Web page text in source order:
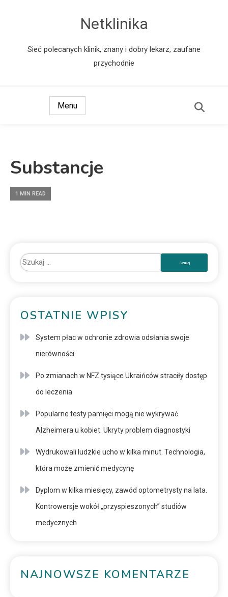
Netklinika
Sieć polecanych klinik, znany i dobry lekarz, zaufane
przychodnie
Menu
Substancje
1 MIN READ
OSTATNIE WPISY
System płac w ochronie zdrowia odsłania swoje
nierówności
Po zmianach w NFZ tysiące Ukraińców straciły dostęp
do leczenia
Popularne testy pamięci mogą nie wykrywać
Alzheimera u kobiet. Ukryty problem diagnostyki
Wydrukowali ludzkie ucho w kilka minut. Technologia,
która może zmienić medycynę
Dyplom w kilka miesięcy, zawód optometrysty na lata.
Kontrowersje wokół „przyspieszonych” studiów
medycznych
NAJNOWSZE KOMENTARZE